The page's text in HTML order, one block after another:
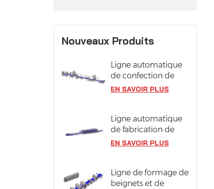
Nouveaux Produits
Ligne automatique
de confection de
pâtisseries
EN SAVOIR PLUS
Ligne automatique
de fabrication de
pizzas avec système
EN SAVOIR PLUS
Ligne de formage de
beignets et de